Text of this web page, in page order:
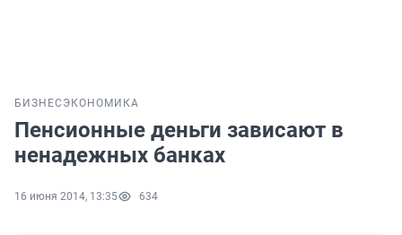
БИЗНЕС ЭКОНОМИКА
Пенсионные деньги зависают в
ненадежных банках
16 июня 2014, 13:35 634